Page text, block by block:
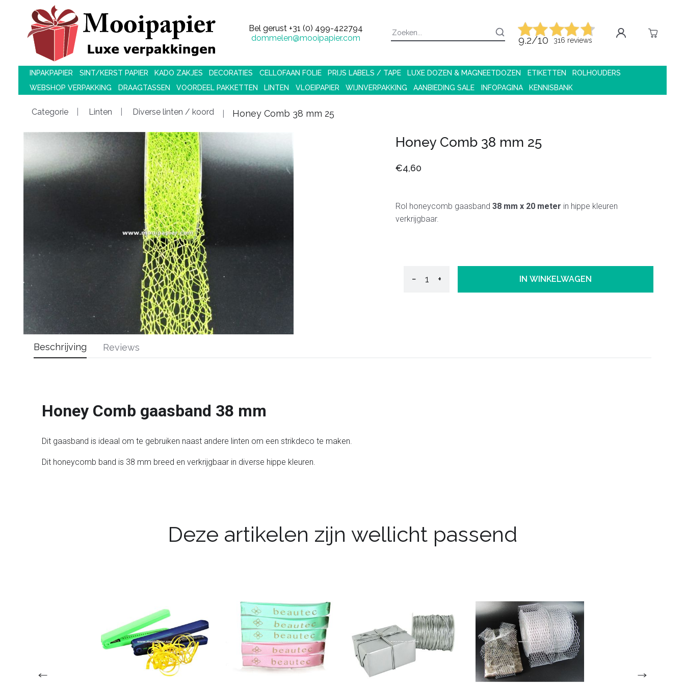
Bel gerust +31 (0) 499-422794
dommelen@mooipapier.com
9.2/10 316 reviews
INPAKPAPIER SINT/KERST PAPIER KADO ZAKJES DECORATIES CELLOFAAN FOLIE PRIJS LABELS / TAPE LUXE DOZEN & MAGNEETDOZEN ETIKETTEN
ROLHOUDERS
WEBSHOP VERPAKKING
DRAAGTASSEN VOORDEEL PAKKETTEN LINTEN VLOEIPAPIER WIJNVERPAKKING AANBIEDING SALE INFOPAGINA KENNISBANK
Categorie Linten Diverse linten / koord Honey Comb 38 mm 25
Honey Comb 38 mm 25
€4,60
Rol honeycomb gaasband 38 mm x 20 meter in hippe kleuren
verkrijgbaar.
− + IN WINKELWAGEN
Beschrijving
Honey Comb gaasband 38 mm
Dit gaasband is ideaal om te gebruiken naast andere linten om een strikdeco te maken.
Dit honeycomb band is 38 mm breed en verkrijgbaar in diverse hippe kleuren.
Reviews
Deze artikelen zijn wellicht passend